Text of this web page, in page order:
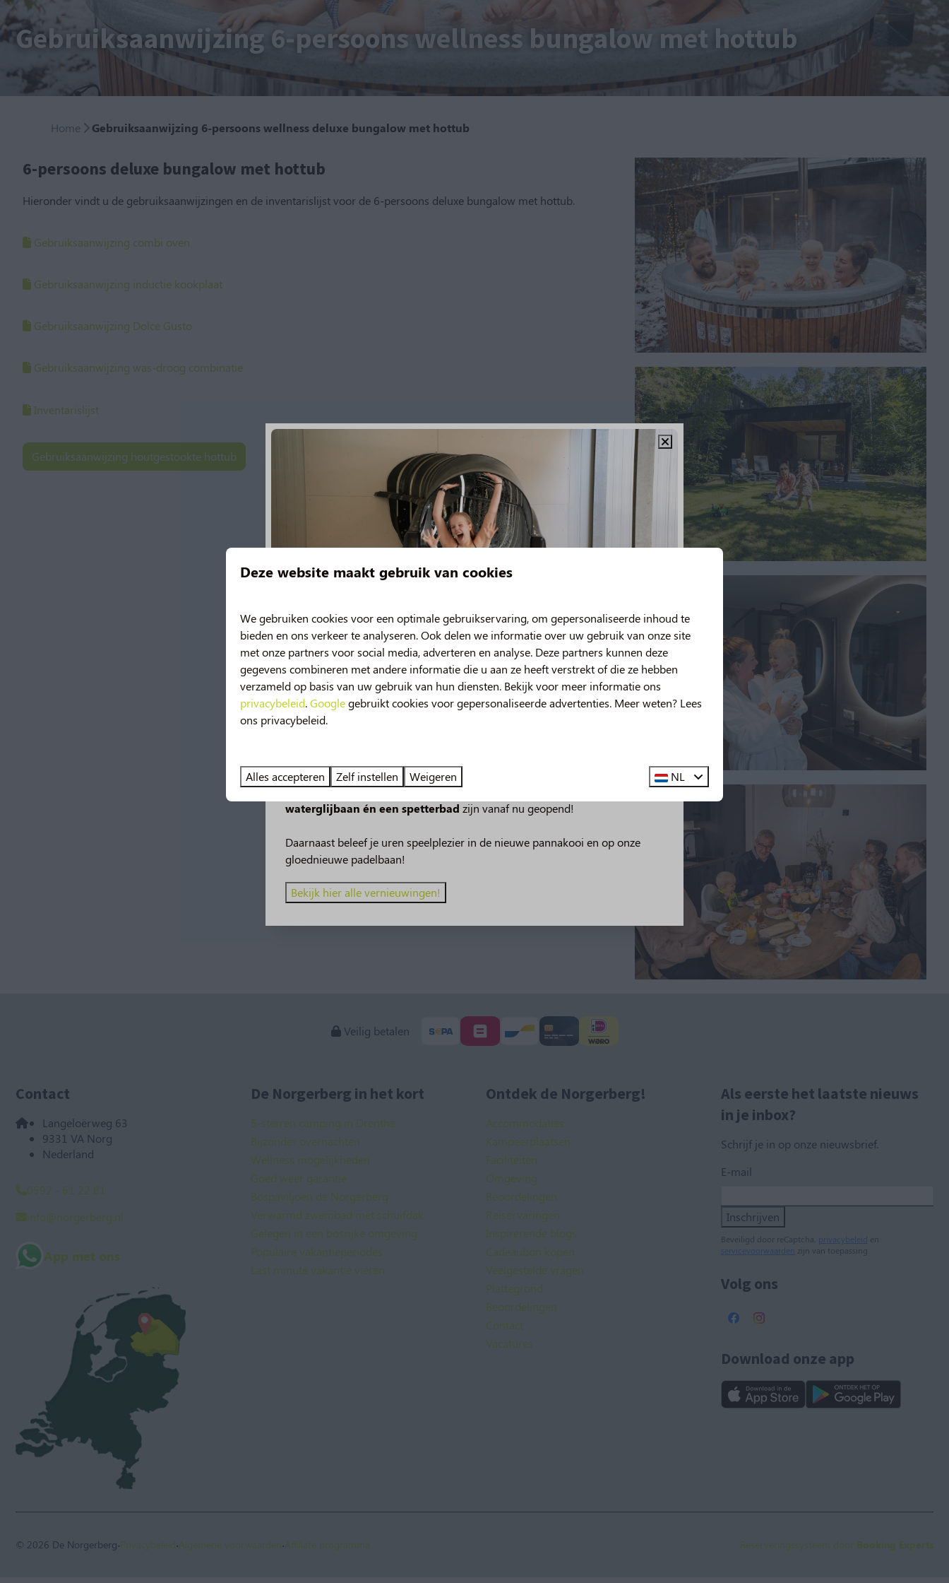
Gebruiksaanwijzing 6-persoons wellness bungalow met hottub
Home Gebruiksaanwijzing 6-persoons wellness deluxe bungalow met hottub
6-persoons deluxe bungalow met hottub
Hieronder vindt u de gebruiksaanwijzingen en de inventarislijst voor de 6-persoons deluxe bungalow met hottub.
Gebruiksaanwijzing combi oven
Gebruiksaanwijzing inductie kookplaat
Gebruiksaanwijzing Dolce Gusto
Gebruiksaanwijzing was-droog combinatie
Inventarislijst
Gebruiksaanwijzing houtgestookte hottub
Veilig betalen
Contact
Langeloërweg 63
9331 VA Norg
Nederland
0592 - 61 22 81
info@norgerberg.nl
App met ons
De Norgerberg in het kort
5-sterren camping in Drenthe
Bijzonder overnachten
Wellness mogelijkheden
Goed weer garantie
Bospaviljoen de Norgerberg
Verwarmd zwembad met schuifdak
Gelegen in een bosrijke omgeving
Populaire vakantieperiodes
Last minute vakantie vieren
Ontdek de Norgerberg!
Accommodaties
Kampeerplaatsen
Faciliteiten
Omgeving
Beoordelingen
Reiservaringen
Inspirerende blogs
Cadeaubon kopen
Veelgestelde vragen
Plattegrond
Beoordelingen
Contact
Vacatures
Als eerste het laatste nieuws
in je inbox?
Schrijf je in op onze nieuwsbrief.
E-mail
Inschrijven
Beveiligd door reCaptcha, privacybeleid en
servicevoorwaarden zijn van toepassing.
Volg ons
Download onze app
© 2026 De Norgerberg·Privacybeleid·Algemene voorwaarden·Affiliate programma Reserveringssysteem door Booking Experts
Vanaf deze zomer beleef je nog meer vakantieplezier op de Norgerberg!
Geniet van spetterplezier in het zwembad, onze nieuwe
waterglijbaan én een spetterbad zijn vanaf nu geopend!
Daarnaast beleef je uren speelplezier in de nieuwe pannakooi en op onze
gloednieuwe padelbaan!
Bekijk hier alle vernieuwingen!
Deze website maakt gebruik van cookies
We gebruiken cookies voor een optimale gebruikservaring, om gepersonaliseerde inhoud te
bieden en ons verkeer te analyseren. Ook delen we informatie over uw gebruik van onze site
met onze partners voor social media, adverteren en analyse. Deze partners kunnen deze
gegevens combineren met andere informatie die u aan ze heeft verstrekt of die ze hebben
verzameld op basis van uw gebruik van hun diensten. Bekijk voor meer informatie ons
privacybeleid.Googlegebruikt cookies voor gepersonaliseerde advertenties. Meer weten? Lees
ons privacybeleid.
Alles accepteren Zelf instellen Weigeren NL